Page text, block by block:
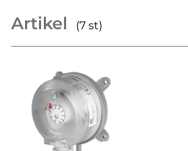
Artikel (7 st)